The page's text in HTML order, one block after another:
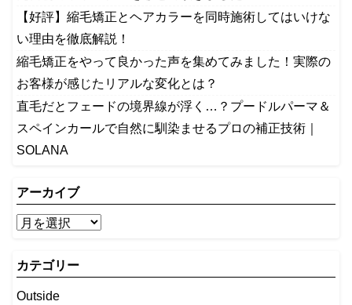
【好評】縮毛矯正とヘアカラーを同時施術してはいけな
い理由を徹底解説！
縮毛矯正をやって良かった声を集めてみました！実際の
お客様が感じたリアルな変化とは？
​直毛だとフェードの境界線が浮く…？プードルパーマ＆
スペインカールで自然に馴染ませるプロの補正技術｜
SOLANA
アーカイブ
カテゴリー
Outside